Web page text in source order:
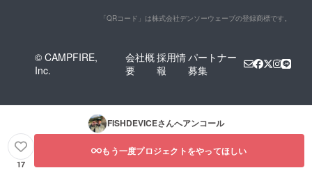
「QRコード」は株式会社デンソーウェーブの登録商標です。
© CAMPFIRE,
Inc.
会社概
要
採用情
報
パートナー
募集
FISHDEVICEさんへアンコール
17
もう一度プロジェクトをやってほしい